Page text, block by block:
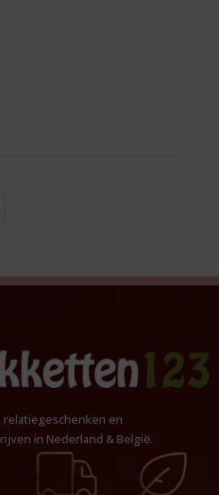
en
in Nederland & België.